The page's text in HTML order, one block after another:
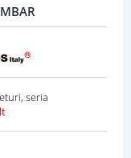
seria